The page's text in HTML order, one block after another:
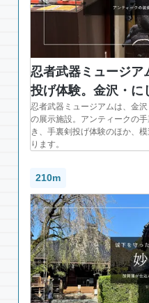
忍者武器ミュージア
投げ体験。金沢・に
忍者武器ミュージアムは、金
の展示施設。アンティークの
き、手裏剣投げ体験のほか、
ります。
210m